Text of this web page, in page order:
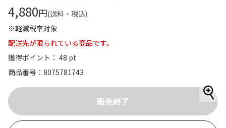
4,880円(送料・税込)
※軽減税率対象
配送先が限られている商品です。
獲得ポイント： 48 pt
商品番号
8075781743